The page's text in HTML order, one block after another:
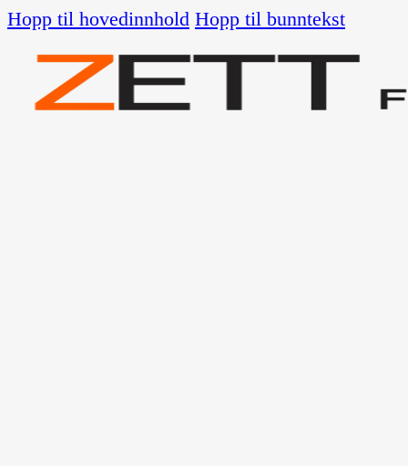
Hopp til hovedinnhold Hopp til bunntekst